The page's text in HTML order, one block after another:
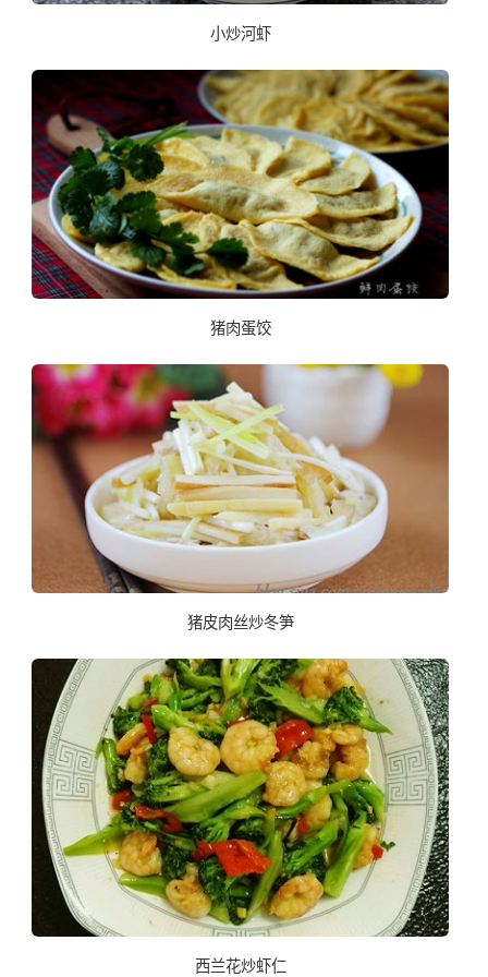
小炒河虾
猪肉蛋饺
猪皮肉丝炒冬笋
西兰花炒虾仁